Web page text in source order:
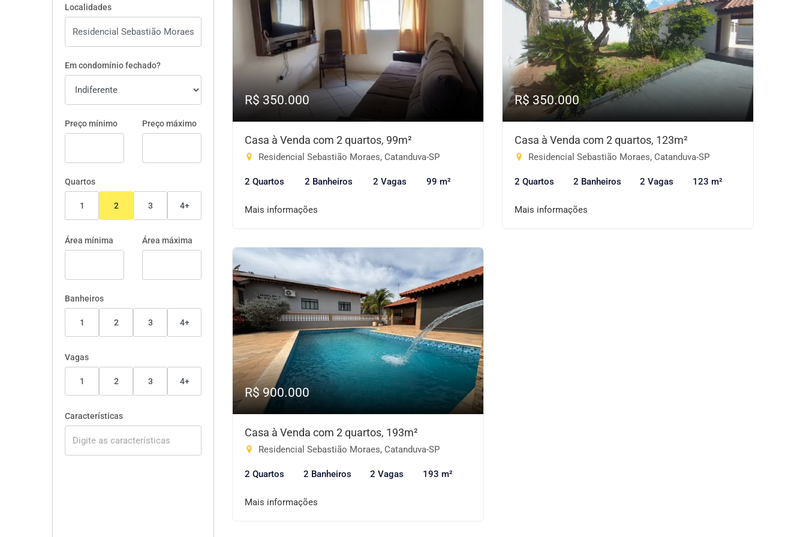
Localidades
Em condomínio fechado?
Preço mínimo Preço máximo
Quartos
1 2 3 4+
Área mínima Área máxima
Banheiros
1 2 3 4+
Vagas
1 2 3 4+
Características
R$ 350.000
Casa à Venda com 2 quartos, 99m²
Residencial Sebastião Moraes, Catanduva-SP
2 Quartos 2 Banheiros 2 Vagas 99 m²
Mais informações
R$ 350.000
Casa à Venda com 2 quartos, 123m²
Residencial Sebastião Moraes, Catanduva-SP
2 Quartos 2 Banheiros 2 Vagas 123 m²
Mais informações
R$ 900.000
Casa à Venda com 2 quartos, 193m²
Residencial Sebastião Moraes, Catanduva-SP
2 Quartos 2 Banheiros 2 Vagas 193 m²
Mais informações